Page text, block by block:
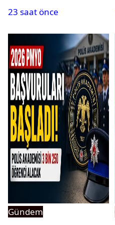
23 saat önce
Gündem